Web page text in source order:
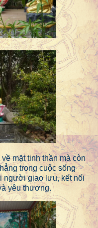
mặt tinh thần mà còn
trong cuộc sống
người giao lưu, kết nối
yêu thương.